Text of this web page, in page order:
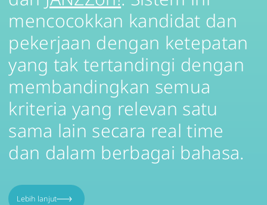
mencocokkan kandidat dan
pekerjaan dengan ketepatan
yang tak tertandingi dengan
membandingkan semua
kriteria yang relevan satu
sama lain secara real time
dan dalam berbagai bahasa.
Lebih lanjut